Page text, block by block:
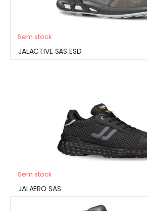
Sem stock
JALACTIVE SAS ESD
Sem stock
JALAERO SAS